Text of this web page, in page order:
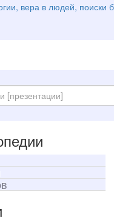
вера в людей, поиски